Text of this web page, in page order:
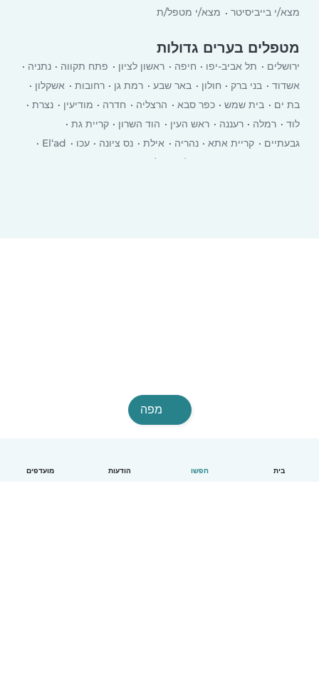
בית חפשו הודעות מועדפים
מצא/י בייביסיטר מצא/י מטפל/ת
מטפלים בערים גדולות
ירושלים תל אביב-יפו חיפה ראשון לציון פתח תקווה
נתניה
אשדוד
בני ברק חולון באר שבע רמת גן רחובות
אשקלון
בת ים
בית שמש כפר סבא הרצליה חדרה מודיעין
נצרת
לוד
רמלה רעננה ראש העין הוד השרון
קריית גת
גבעתיים
קריית אתא ‏נהריה אילת נס ציונה עכו
El‘ad
כרמיאל עפולה
מפה